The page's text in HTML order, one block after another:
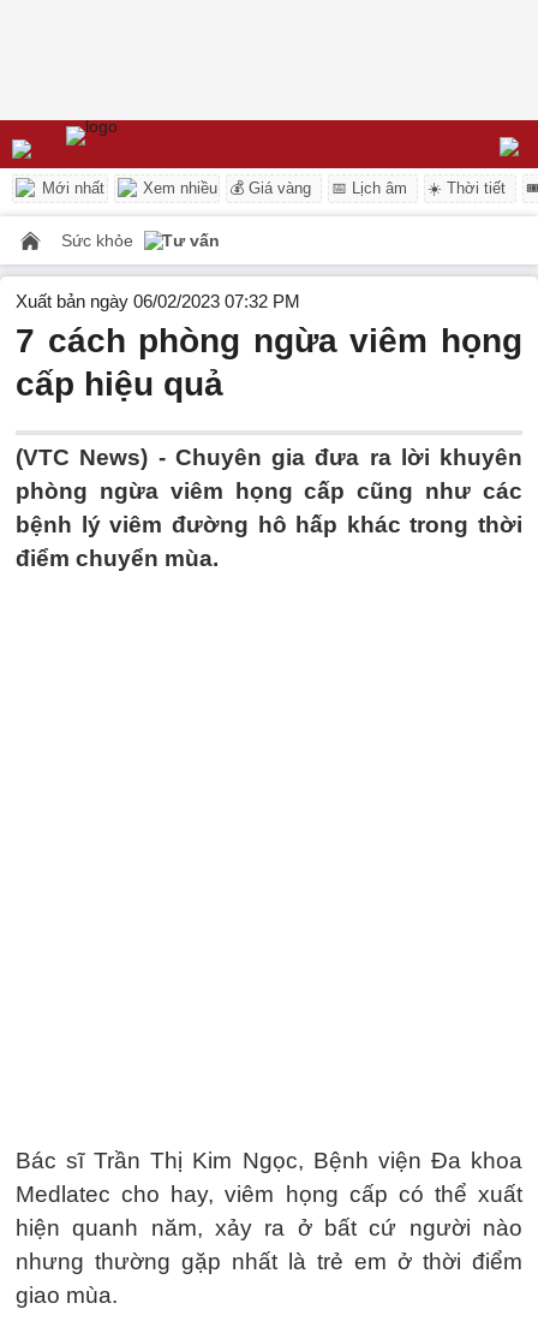
Mới nhất Xem nhiều 💰 Giá vàng 📅 Lịch âm ☀️ Thời tiết
Sức khỏe Tư vấn
Xuất bản ngày 06/02/2023 07:32 PM
7 cách phòng ngừa viêm họng
cấp hiệu quả
(VTC News) - Chuyên gia đưa ra lời khuyên
phòng ngừa viêm họng cấp cũng như các
bệnh lý viêm đường hô hấp khác trong thời
điểm chuyển mùa.
Bác sĩ Trần Thị Kim Ngọc, Bệnh viện Đa khoa
Medlatec cho hay, viêm họng cấp có thể xuất
hiện quanh năm, xảy ra ở bất cứ người nào
nhưng thường gặp nhất là trẻ em ở thời điểm
giao mùa.